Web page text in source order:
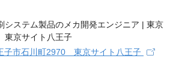
子市石川町2970 東京サイト八王子